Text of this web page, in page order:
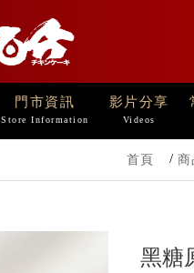
門市資訊
Store Information
影片分享
Videos
首頁 商
黑糖